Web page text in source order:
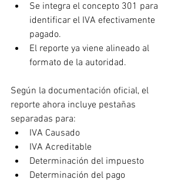
Se integra el concepto 301 para
identificar el IVA efectivamente
pagado.
El reporte ya viene alineado al
formato de la autoridad.
Según la documentación oficial, el
reporte ahora incluye pestañas
separadas para:
IVA Causado
IVA Acreditable
Determinación del impuesto
Determinación del pago